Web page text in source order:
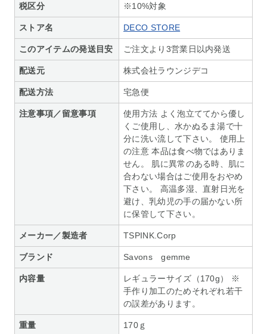
税区分 ※10%対象
ストア名 DECO STORE
このアイテムの発送目安 ご注文より3営業日以内発送
配送元 株式会社ラウンジデコ
配送方法 宅急便
注意事項／留意事項
使用方法 よく泡立ててから優し
くご使用し、水かぬるま湯で十
分に洗い流して下さい。 使用上
の注意 本品は食べ物ではありま
せん。 肌に異常のある時、肌に
合わない場合はご使用をおやめ
下さい。 高温多湿、直射日光を
避け、乳幼児の手の届かない所
に保管して下さい。
メーカー／製造者 TSPINK.Corp
ブランド Savons gemme
内容量
レギュラーサイズ（170g） ※
手作り加工のためそれぞれ若干
の誤差があります。
重量 170ｇ